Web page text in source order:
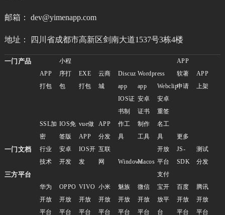
邮箱： dev@yimenapp.com
地址： 四川省成都市高新区剑南大道1537号3栋4楼
一门产品
APP
打包
小程
序打
包
EXE
打包
云商
城
Discuz
app
Wordpress
app
Webclip
APP
软著
申请
APP
上架
SSL加
密
IOS免
签版
vue做
APP
APP
分发
IOS证
书制
作工
具
安卓
证书
制作
工具
安卓
重签
名工
具
更多
一门文档
行业
技术
安卓
开发
IOS开
发
互联
网
WindowsMacos
开放
平台
JS-
SDK
测试
分发
三方平台
华为
开放
平台
OPPO
开放
平台
VIVO
开放
平台
小米
开放
平台
魅族
开放
平台
微信
开放
平台
支付
宝开
放平
台
百度
开放
平台
腾讯
开放
平台